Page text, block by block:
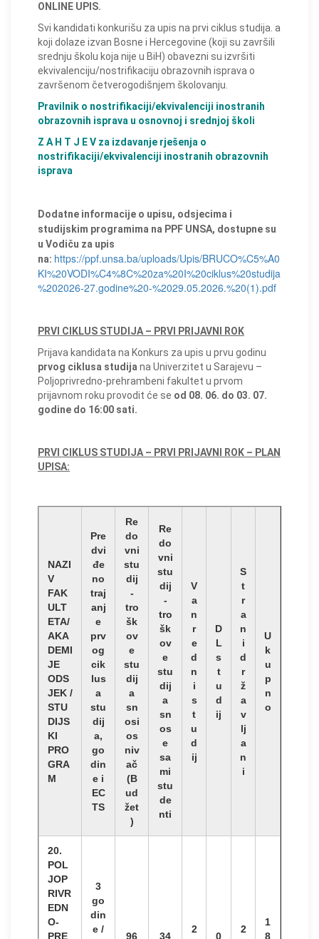
ONLINE UPIS.
Svi kandidati konkurišu za upis na prvi ciklus studija. a
koji dolaze izvan Bosne i Hercegovine (koji su završili
srednju školu koja nije u BiH) obavezni su izvršiti
ekvivalenciju/nostrifikaciju obrazovnih isprava o
završenom četverogodišnjem školovanju.
Pravilnik o nostrifikaciji/ekvivalenciji inostranih
obrazovnih isprava u osnovnoj i srednjoj školi
Z A H T J E V za izdavanje rješenja o
nostrifikaciji/ekvivalenciji inostranih obrazovnih
isprava
Dodatne informacije o upisu, odsjecima i
studijskim programima na PPF UNSA, dostupne su
u Vodiču za upis
na: https://ppf.unsa.ba/uploads/Upis/BRUCO%C5%A0
KI%20VODI%C4%8C%20za%20I%20ciklus%20studija
%202026-27.godine%20-%2029.05.2026.%20(1).pdf
PRVI CIKLUS STUDIJA – PRVI PRIJAVNI ROK
Prijava kandidata na Konkurs za upis u prvu godinu
prvog ciklusa studija na Univerzitet u Sarajevu –
Poljoprivredno-prehrambeni fakultet u prvom
prijavnom roku provodit će se od 08. 06. do 03. 07.
godine do 16:00 sati.
PRVI CIKLUS STUDIJA – PRVI PRIJAVNI ROK – PLAN
UPISA:
NAZI
V
FAK
ULT
ETA/
AKA
DEMI
JE
ODS
JEK /
STU
DIJS
KI
PRO
GRA
M
Pre
dvi
đe
no
traj
anj
e
prv
og
cik
lus
a
stu
dij
a,
go
din
e i
EC
TS
Re
do
vni
stu
dij
-
tro
šk
ov
e
stu
dij
a
sn
osi
os
niv
ač
(B
ud
žet
)
Re
do
vni
stu
dij
-
tro
šk
ov
e
stu
dij
a
sn
os
e
sa
mi
stu
de
nti
V
a
n
r
e
d
n
i
s
t
u
d
ij
D
L
s
t
u
d
ij
S
t
r
a
n
i
d
r
ž
a
v
lj
a
n
i
U
k
u
p
n
o
20.
POL
JOP
RIVR
EDN
O-
PRE
3
go
din
e /
96 34
2
0
2
1
8